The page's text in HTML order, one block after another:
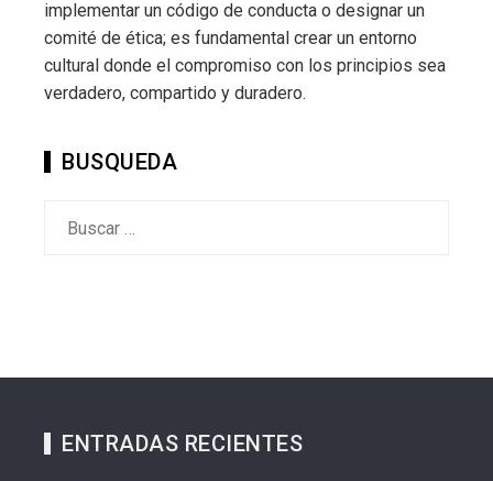
implementar un código de conducta o designar un
comité de ética; es fundamental crear un entorno
cultural donde el compromiso con los principios sea
verdadero, compartido y duradero.
BUSQUEDA
ENTRADAS RECIENTES